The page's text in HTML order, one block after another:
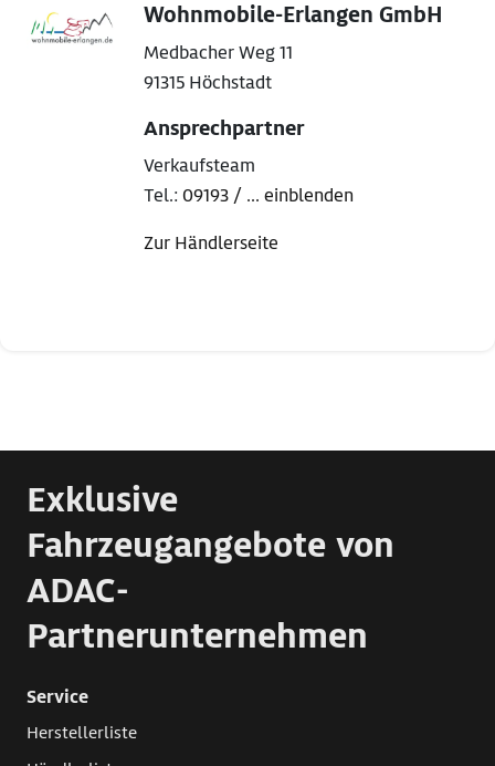
Wohnmobile-Erlangen GmbH
Medbacher Weg 11
91315 Höchstadt
Ansprechpartner
Verkaufsteam
Tel.: 09193 / ... einblenden
Zur Händlerseite
Exklusive
Fahrzeugangebote von
ADAC-
Partnerunternehmen
Service
Herstellerliste